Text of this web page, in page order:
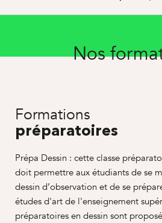
Nos
Formations
préparatoires
Prépa Dessin : cette classe
doit permettre aux étudiants de se
dessin d’observation et de se
études d'art de l'enseignement
préparatoires en dessin sont